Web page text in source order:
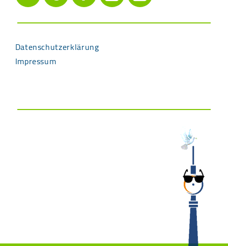
Datenschutzerklärung
Impressum